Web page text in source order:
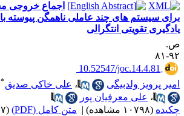
سیستم های چند عاملی ناهمگن پیوسته با
تقویتی انتگرالی
۸۱
‎ 10.52547/joc.14.4.81
پرویز ولدبیگی
،علی خاکی صدیق*
،علی معرفیان پور
(۱۰۷۹۸ مشاهده) | متن کامل (PDF) (۳۲۹۷ دریافت)